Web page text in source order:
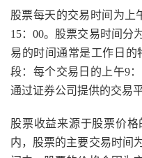
股票每天的交易时间为上
15：00。股票交易时间分
易的时间通常是工作日的
段：每个交易日的上午9
通过证券公司提供的交易
股票收益来源于股票价
内，股票的主要交易时间